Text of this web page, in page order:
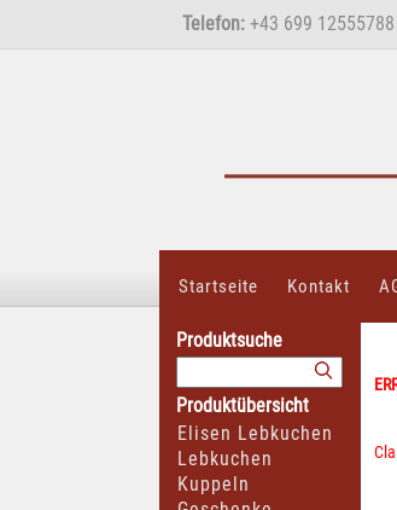
Telefon: +43 699 12555788
Startseite Kontakt
Produktsuche
Produktübersicht
Elisen Lebkuchen
Lebkuchen
Kuppeln